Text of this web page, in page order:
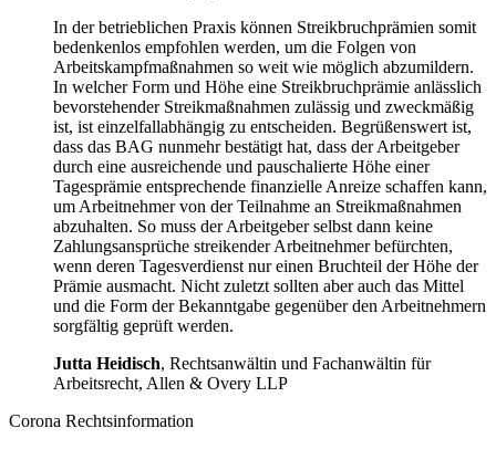
In der betrieblichen Praxis können Streikbruchprämien somit
bedenkenlos empfohlen werden, um die Folgen von
Arbeitskampfmaßnahmen so weit wie möglich abzumildern.
In welcher Form und Höhe eine Streikbruchprämie anlässlich
bevorstehender Streikmaßnahmen zulässig und zweckmäßig
ist, ist einzelfallabhängig zu entscheiden. Begrüßenswert ist,
dass das BAG nunmehr bestätigt hat, dass der Arbeitgeber
durch eine ausreichende und pauschalierte Höhe einer
Tagesprämie entsprechende finanzielle Anreize schaffen kann,
um Arbeitnehmer von der Teilnahme an Streikmaßnahmen
abzuhalten. So muss der Arbeitgeber selbst dann keine
Zahlungsansprüche streikender Arbeitnehmer befürchten,
wenn deren Tagesverdienst nur einen Bruchteil der Höhe der
Prämie ausmacht. Nicht zuletzt sollten aber auch das Mittel
und die Form der Bekanntgabe gegenüber den Arbeitnehmern
sorgfältig geprüft werden.
Jutta Heidisch, Rechtsanwältin und Fachanwältin für
Arbeitsrecht, Allen & Overy LLP
Corona Rechtsinformation